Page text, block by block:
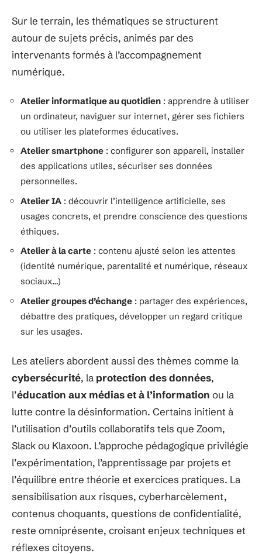
Sur le terrain, les thématiques se structurent
autour de sujets précis, animés par des
intervenants formés à l’accompagnement
numérique.
Atelier informatique au quotidien : apprendre à utiliser
un ordinateur, naviguer sur internet, gérer ses fichiers
ou utiliser les plateformes éducatives.
Atelier smartphone : configurer son appareil, installer
des applications utiles, sécuriser ses données
personnelles.
Atelier IA : découvrir l’intelligence artificielle, ses
usages concrets, et prendre conscience des questions
éthiques.
Atelier à la carte : contenu ajusté selon les attentes
(identité numérique, parentalité et numérique, réseaux
sociaux…)
Atelier groupes d’échange : partager des expériences,
débattre des pratiques, développer un regard critique
sur les usages.
Les ateliers abordent aussi des thèmes comme la
cybersécurité, la protection des données,
l’éducation aux médias et à l’information ou la
lutte contre la désinformation. Certains initient à
l’utilisation d’outils collaboratifs tels que Zoom,
Slack ou Klaxoon. L’approche pédagogique privilégie
l’expérimentation, l’apprentissage par projets et
l’équilibre entre théorie et exercices pratiques. La
sensibilisation aux risques, cyberharcèlement,
contenus choquants, questions de confidentialité,
reste omniprésente, croisant enjeux techniques et
réflexes citoyens.